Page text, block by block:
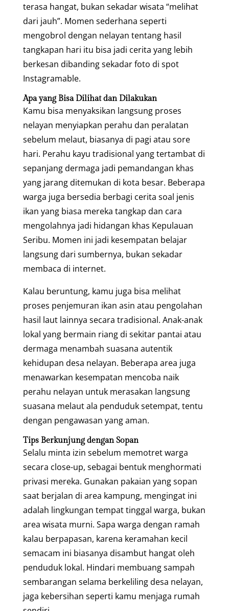
terasa hangat, bukan sekadar wisata “melihat
dari jauh”. Momen sederhana seperti
mengobrol dengan nelayan tentang hasil
tangkapan hari itu bisa jadi cerita yang lebih
berkesan dibanding sekadar foto di spot
Instagramable.
Apa yang Bisa Dilihat dan Dilakukan
Kamu bisa menyaksikan langsung proses
nelayan menyiapkan perahu dan peralatan
sebelum melaut, biasanya di pagi atau sore
hari. Perahu kayu tradisional yang tertambat di
sepanjang dermaga jadi pemandangan khas
yang jarang ditemukan di kota besar. Beberapa
warga juga bersedia berbagi cerita soal jenis
ikan yang biasa mereka tangkap dan cara
mengolahnya jadi hidangan khas Kepulauan
Seribu. Momen ini jadi kesempatan belajar
langsung dari sumbernya, bukan sekadar
membaca di internet.
Kalau beruntung, kamu juga bisa melihat
proses penjemuran ikan asin atau pengolahan
hasil laut lainnya secara tradisional. Anak-anak
lokal yang bermain riang di sekitar pantai atau
dermaga menambah suasana autentik
kehidupan desa nelayan. Beberapa area juga
menawarkan kesempatan mencoba naik
perahu nelayan untuk merasakan langsung
suasana melaut ala penduduk setempat, tentu
dengan pengawasan yang aman.
Tips Berkunjung dengan Sopan
Selalu minta izin sebelum memotret warga
secara close-up, sebagai bentuk menghormati
privasi mereka. Gunakan pakaian yang sopan
saat berjalan di area kampung, mengingat ini
adalah lingkungan tempat tinggal warga, bukan
area wisata murni. Sapa warga dengan ramah
kalau berpapasan, karena keramahan kecil
semacam ini biasanya disambut hangat oleh
penduduk lokal. Hindari membuang sampah
sembarangan selama berkeliling desa nelayan,
jaga kebersihan seperti kamu menjaga rumah